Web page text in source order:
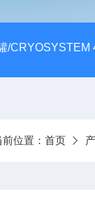
/CRYOSYSTEM
前位置： 首页